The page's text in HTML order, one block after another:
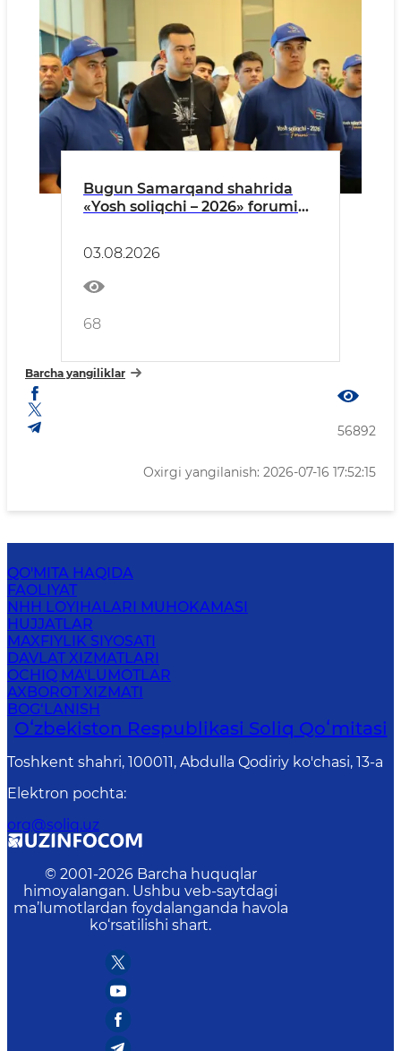
Bugun Samarqand shahrida
«Yosh soliqchi – 2026» forumi
03.08.2026
68
Barcha yangiliklar
56892
Oxirgi yangilanish: 2026-07-16 17:52:15
QO'MITA HAQIDA
FAOLIYAT
NHH LOYIHALARI MUHOKAMASI
HUJJATLAR
MAXFIYLIK SIYOSATI
DAVLAT XIZMATLARI
OCHIQ MA'LUMOTLAR
AXBOROT XIZMATI
BOG‘LANISH
Oʻzbekiston Respublikasi Soliq Qoʻmitasi
Toshkent shahri, 100011, Abdulla Qodiriy ko'chasi, 13-a
Elektron pochta:
org@soliq.uz
© 2001-2026 Barcha huquqlar
himoyalangan. Ushbu veb-saytdagi
ma’lumotlardan foydalanganda havola
ko‘rsatilishi shart.